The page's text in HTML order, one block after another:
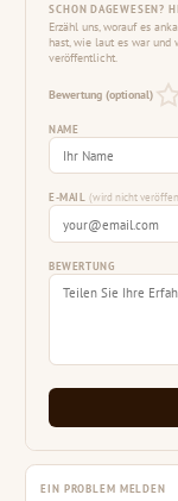
SCHON DAGEWESEN?
Erzähl uns, worauf es
hast, wie laut es war und
veröffentlicht.
Bewertung (optional)
NAME
E-MAIL(wird nicht
BEWERTUNG
EIN PROBLEM MELDEN